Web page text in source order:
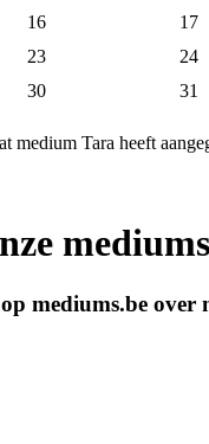
16 17
23 24
30 31
medium Tara heeft
mediums
mediums.be over